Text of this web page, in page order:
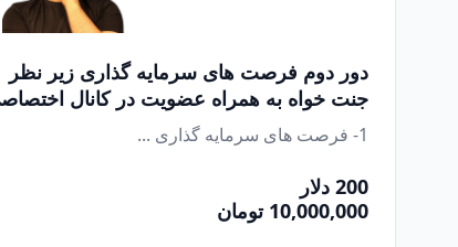
دور دوم فرصت های سرمایه گذاری زیر نظر
جنت خواه به همراه عضویت در کانال
1- فرصت های سرمایه گذاری ...
200 دلار
10,000,000 تومان